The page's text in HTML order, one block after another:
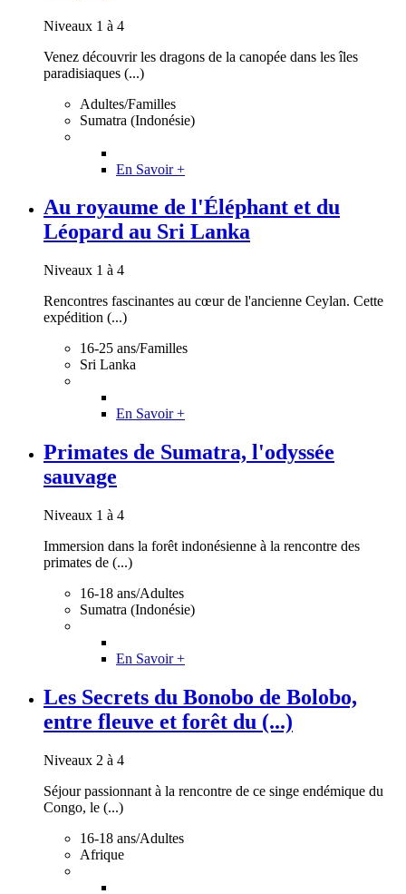
Niveaux 1 à 4
Venez découvrir les dragons de la canopée dans les îles
paradisiaques (...)
Adultes/Familles
Sumatra (Indonésie)
En Savoir +
Au royaume de l'Éléphant et du
Léopard au Sri Lanka
Niveaux 1 à 4
Rencontres fascinantes au cœur de l'ancienne Ceylan. Cette
expédition (...)
16-25 ans/Familles
Sri Lanka
En Savoir +
Primates de Sumatra, l'odyssée
sauvage
Niveaux 1 à 4
Immersion dans la forêt indonésienne à la rencontre des
primates de (...)
16-18 ans/Adultes
Sumatra (Indonésie)
En Savoir +
Les Secrets du Bonobo de Bolobo,
entre fleuve et forêt du (...)
Niveaux 2 à 4
Séjour passionnant à la rencontre de ce singe endémique du
Congo, le (...)
16-18 ans/Adultes
Afrique